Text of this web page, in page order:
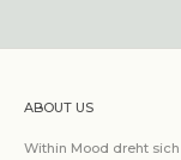
ABOUT US
Within Mood dreht